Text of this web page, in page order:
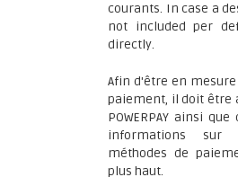
courants. In case a
not included per
directly.
Afin d'être en
paiement, il doit être
POWERPAY ainsi
informations sur
méthodes de
plus haut.